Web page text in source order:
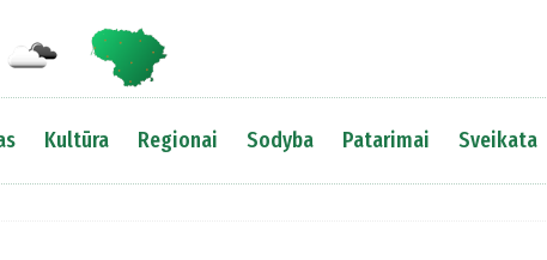
Kultūra Regionai Sodyba Patarimai Sveikata